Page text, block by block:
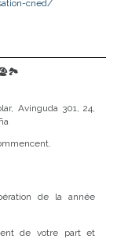
cned/
Avinguda 301, 24,
de la année
de votre part et